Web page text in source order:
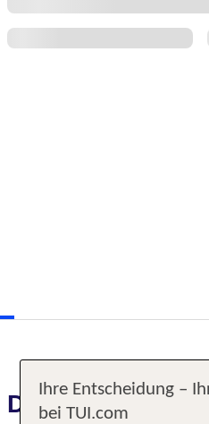
Das erwartet Sie
Ihre Entscheidung –
bei TUI.com